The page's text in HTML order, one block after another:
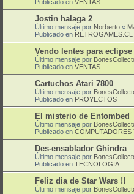
Publicado en VENTAS
Jostin halaga 2
Último mensaje por Norberto «
Publicado en RETROGAMES.CL
Vendo lentes para eclipse
Último mensaje por
Publicado en VENTAS
Cartuchos Atari 7800
Último mensaje por
Publicado en PROYECTOS
El misterio de Entombed
Último mensaje por
Publicado en COMPUTADORES
Des-ensablador Ghindra
Último mensaje por
Publicado en TECNOLOGIA
Feliz dia de Star Wars !!
Último mensaje por